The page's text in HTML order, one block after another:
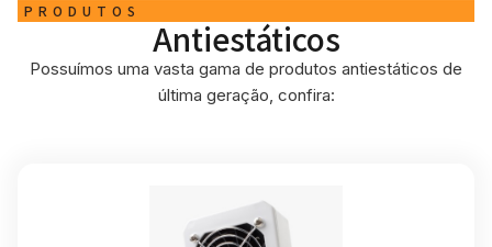
PRODUTOS
Antiestáticos
Possuímos uma vasta gama de produtos antiestáticos de
última geração, confira: